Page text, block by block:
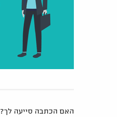
האם הכתבה סייעה לך?